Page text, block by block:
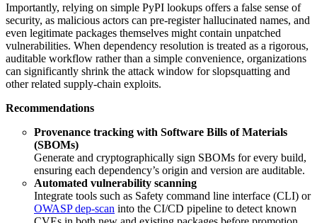
Importantly, relying on simple PyPI lookups offers a false sense of
security, as malicious actors can pre-register hallucinated names, and
even legitimate packages themselves might contain unpatched
vulnerabilities. When dependency resolution is treated as a rigorous,
auditable workflow rather than a simple convenience, organizations
can significantly shrink the attack window for slopsquatting and
other related supply-chain exploits.
Recommendations
Provenance tracking with Software Bills of Materials
(SBOMs)
Generate and cryptographically sign SBOMs for every build,
ensuring each dependency’s origin and version are auditable.
Automated vulnerability scanning
Integrate tools such as Safety command line interface (CLI) or
OWASP dep-scan into the CI/CD pipeline to detect known